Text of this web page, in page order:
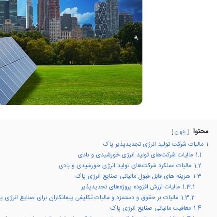
محتوا پنهان
1 مالیات شرکت تولید انرژی تجدیدپذیر پاک
1.1 مالیات شرکت‌های تولید انرژی خورشیدی و بادی
1.2 مالیات عملکرد شرکت‌های تولید انرژی خورشیدی و بادی
1.3 هزینه های قابل قبول مالیاتی صنایع انرژی پاک
1.3.1 مالیات ارزش افزوده پروژه‌های تجدیدپذیر
1.3.2 مالیات بر حقوق و دستمزد و مالیات تکلیفی پیمانکاران برای صنایع انرژی
1.4 معافیت مالیاتی صنایع انرژی پاک